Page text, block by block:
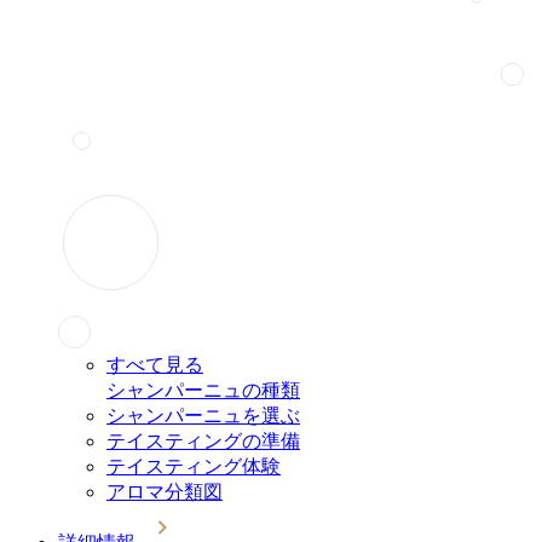
すべて見る
シャンパーニュの種類
シャンパーニュを選ぶ
テイスティングの準備
テイスティング体験
アロマ分類図